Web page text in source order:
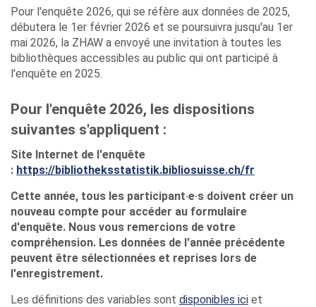
Pour l'enquête 2026, qui se réfère aux données de 2025,
débutera le 1er février 2026 et se poursuivra jusqu'au 1er
mai 2026, la ZHAW a envoyé une invitation à toutes les
bibliothèques accessibles au public qui ont participé à
l'enquête en 2025.
Pour l'enquête 2026, les dispositions
suivantes s'appliquent :
Site Internet de l'enquête
: https://bibliotheksstatistik.bibliosuisse.ch/fr
Cette année, tous les participant·e·s doivent créer un
nouveau compte pour accéder au formulaire
d'enquête. Nous vous remercions de votre
compréhension. Les données de l'année précédente
peuvent être sélectionnées et reprises lors de
l'enregistrement.
Les définitions des variables sont disponibles ici et